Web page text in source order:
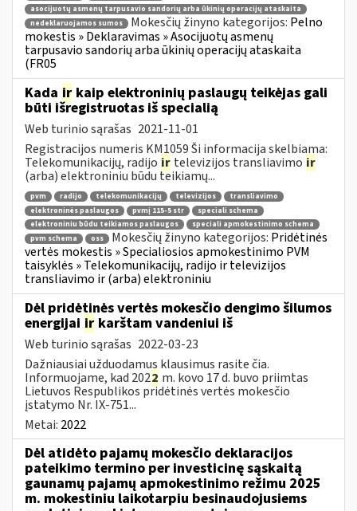
asocijuotų asmenų tarpusavio sandorių arba ūkinių operacijų ataskaita
nedeklaruojamos sumos
Mokesčių žinyno kategorijos: Pelno
mokestis » Deklaravimas » Asocijuotų asmenų
tarpusavio sandorių arba ūkinių operacijų ataskaita
(FR05
Kada ir kaip elektroninių paslaugų teikėjas gali
būti išregistruotas iš specialią
Web turinio sąrašas 2021-11-01
Registracijos numeris KM1059 Ši informacija skelbiama:
Telekomunikacijų, radijo ir televizijos transliavimo ir
(arba) elektroniniu būdu teikiamų...
pvm radijo telekomunikacijų televizijos
transliavimo
elektroninės paslaugos
pvmį 115-5 str
speciali schema
elektroniniu būdu teikiamos paslaugos
speciali apmokestinimo schema
pvm schema
oss Mokesčių žinyno kategorijos: Pridėtinės
vertės mokestis » Specialiosios apmokestinimo PVM
taisyklės » Telekomunikacijų, radijo ir televizijos
transliavimo ir (arba) elektroniniu
Dėl pridėtinės vertės mokesčio dengimo šilumos
energijai ir karštam vandeniui iš
Web turinio sąrašas 2022-03-23
Dažniausiai užduodamus klausimus rasite čia.
Informuojame, kad 2022 m. kovo 17 d. buvo priimtas
Lietuvos Respublikos pridėtinės vertės mokesčio
įstatymo Nr. IX-751...
Metai: 2022
Dėl atidėto pajamų mokesčio deklaracijos
pateikimo termino per investicinę sąskaitą
gaunamų pajamų apmokestinimo režimu 2025
m. mokestiniu laikotarpiu besinaudojusiems